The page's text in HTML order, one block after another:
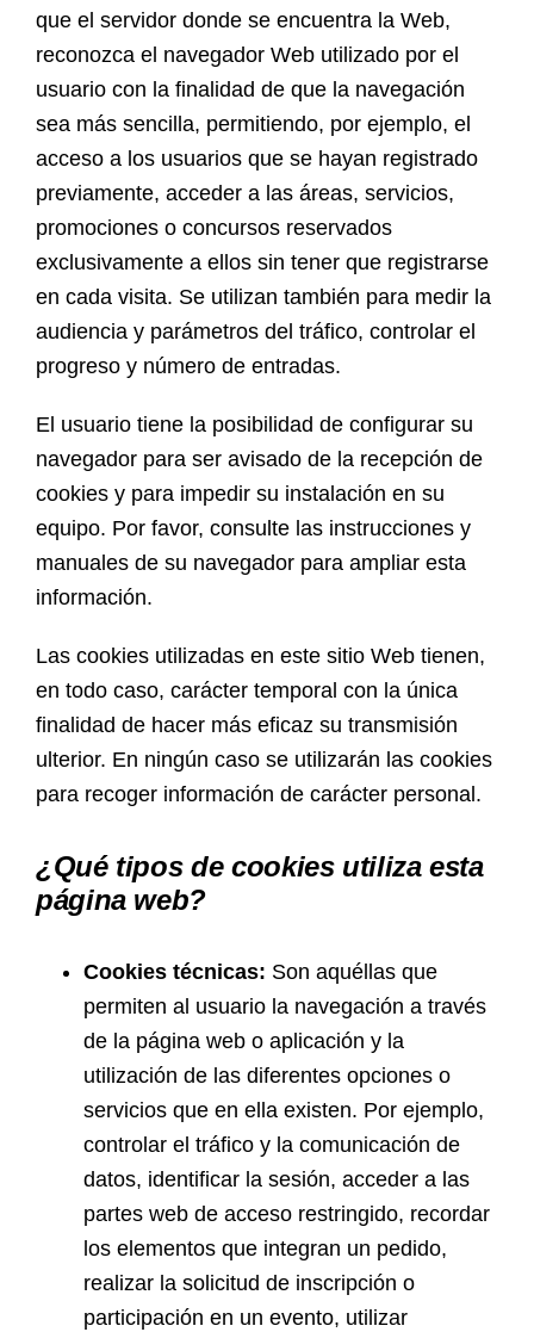
que el servidor donde se encuentra la Web,
reconozca el navegador Web utilizado por el
usuario con la finalidad de que la navegación
sea más sencilla, permitiendo, por ejemplo, el
acceso a los usuarios que se hayan registrado
previamente, acceder a las áreas, servicios,
promociones o concursos reservados
exclusivamente a ellos sin tener que registrarse
en cada visita. Se utilizan también para medir la
audiencia y parámetros del tráfico, controlar el
progreso y número de entradas.
El usuario tiene la posibilidad de configurar su
navegador para ser avisado de la recepción de
cookies y para impedir su instalación en su
equipo. Por favor, consulte las instrucciones y
manuales de su navegador para ampliar esta
información.
Las cookies utilizadas en este sitio Web tienen,
en todo caso, carácter temporal con la única
finalidad de hacer más eficaz su transmisión
ulterior. En ningún caso se utilizarán las cookies
para recoger información de carácter personal.
¿Qué tipos de cookies utiliza esta
página web?
Cookies técnicas: Son aquéllas que
permiten al usuario la navegación a través
de la página web o aplicación y la
utilización de las diferentes opciones o
servicios que en ella existen. Por ejemplo,
controlar el tráfico y la comunicación de
datos, identificar la sesión, acceder a las
partes web de acceso restringido, recordar
los elementos que integran un pedido,
realizar la solicitud de inscripción o
participación en un evento, utilizar